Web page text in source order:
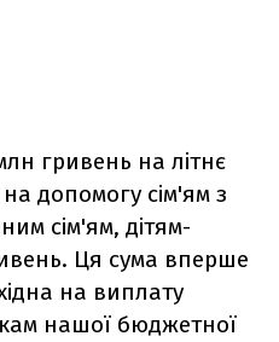
гривень на літнє
допомогу сім'ям з
сім'ям, дітям-
Ця сума вперше
на виплату
нашої бюджетної